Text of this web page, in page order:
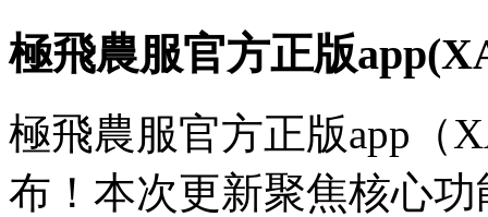
極飛農服官方正版
極飛農服官方正版app（
布！本次更新聚焦核心